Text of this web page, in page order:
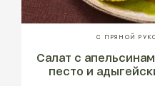
С ПРЯНОЙ
Салат с
песто и